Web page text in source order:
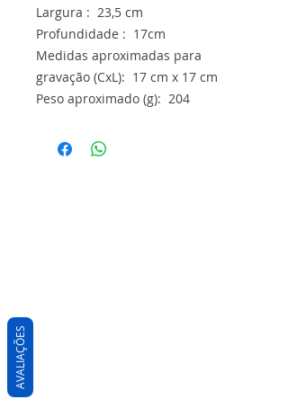
Largura : 23,5 cm
Profundidade : 17cm
Medidas aproximadas para
gravação (CxL): 17 cm x 17 cm
Peso aproximado (g): 204
AVALIAÇÕES